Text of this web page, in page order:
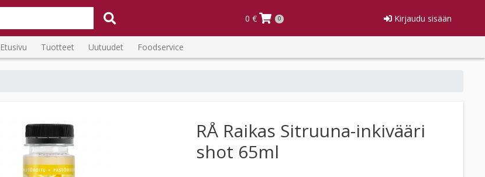
0 € 0 Kirjaudu sisään
Etusivu Tuotteet Uutuudet Foodservice
RÅ Raikas Sitruuna-inkivääri
shot 65ml